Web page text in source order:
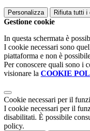
Personalizza Rifiuta tutti i
Gestione cookie
In questa schermata è
I cookie necessari sono
piattaforma e non è
Per conoscere quali sono i
visionare la COOKIE
Cookie necessari per il
I cookie necessari per il
disabilitati. È possibile
policy.